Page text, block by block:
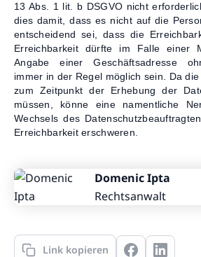
13 Abs. 1 lit. b DSGVO nicht
dies damit, dass es nicht auf die
entscheidend sei, dass die
Erreichbarkeit dürfte im Falle einer
Angabe einer Geschäftsadresse
immer in der Regel möglich sein. Da
zum Zeitpunkt der Erhebung der
müssen, könne eine namentliche
Wechsels des
Erreichbarkeit erschweren.
Domenic Ipta
Rechtsanwalt
Link kopieren